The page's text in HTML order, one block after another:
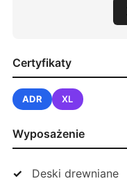
Certyfikaty
ADR XL
Wyposażenie
Deski drewniane